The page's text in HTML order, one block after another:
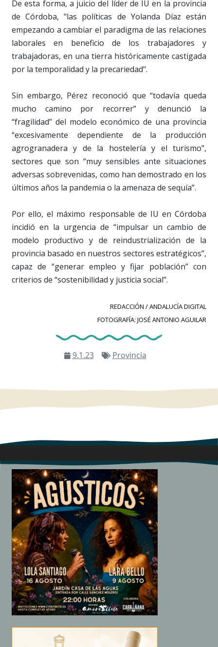
De esta forma, a juicio del líder de IU en la provincia
de Córdoba, "las políticas de Yolanda Díaz están
empezando a cambiar el paradigma de las relaciones
laborales en beneficio de los trabajadores y
trabajadoras, en una tierra históricamente castigada
por la temporalidad y la precariedad".
Sin embargo, Pérez reconoció que “todavía queda
mucho camino por recorrer” y denunció la
“fragilidad” del modelo económico de una provincia
“excesivamente dependiente de la producción
agrogranadera y de la hostelería y el turismo”,
sectores que son “muy sensibles ante situaciones
adversas sobrevenidas, como han demostrado en los
últimos años la pandemia o la amenaza de sequía”.
Por ello, el máximo responsable de IU en Córdoba
incidió en la urgencia de “impulsar un cambio de
modelo productivo y de reindustrialización de la
provincia basado en nuestros sectores estratégicos”,
capaz de “generar empleo y fijar población” con
criterios de “sostenibilidad y justicia social”.
REDACCIÓN / ANDALUCÍA DIGITAL
FOTOGRAFÍA: JOSÉ ANTONIO AGUILAR
9.1.23 Provincia